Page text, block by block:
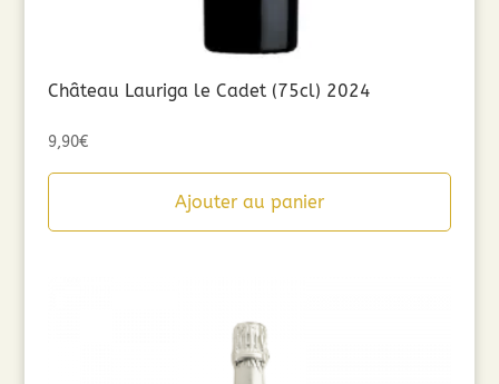
Château Lauriga le Cadet (75cl) 2024
9,90€
Ajouter au panier